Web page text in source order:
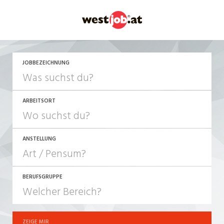
JOBBEZEICHNUNG
ARBEITSORT
ANSTELLUNG
JOB-TYP
Festanstellung
BERUFSGRUPPE
ZEIGE MIR